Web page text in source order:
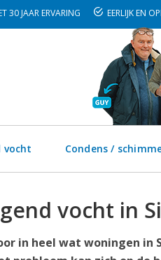
30 JAAR ERVARING EERLIJK EN
vocht Condens /
vocht in
in heel wat woningen in